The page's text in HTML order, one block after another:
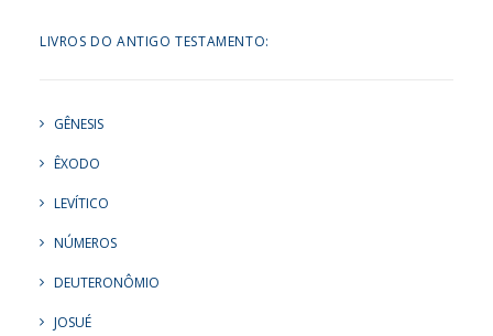
LIVROS DO ANTIGO TESTAMENTO:
GÊNESIS
ÊXODO
LEVÍTICO
NÚMEROS
DEUTERONÔMIO
JOSUÉ